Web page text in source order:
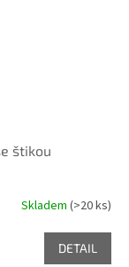
štikou
Skladem (>20 ks)
DETAIL